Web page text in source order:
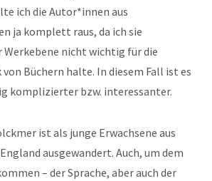
ich die Autor*innen aus
ja komplett raus, da ich sie
Werkebene nicht wichtig für die
Büchern halte. In diesem Fall ist es
komplizierter bzw. interessanter.
ist als junge Erwachsene aus
ausgewandert. Auch, um dem
– der Sprache, aber auch der